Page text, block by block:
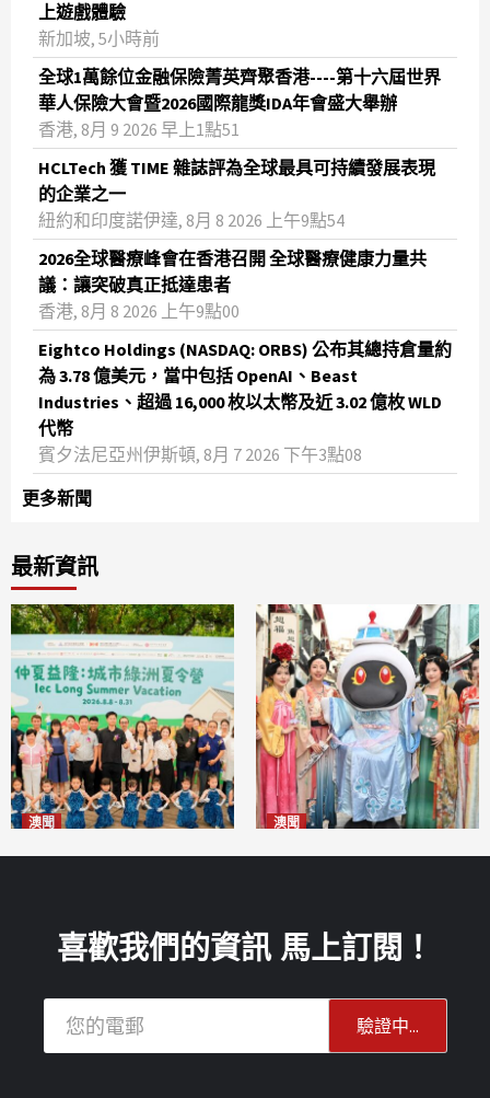
上遊戲體驗
新加坡, 5小時前
全球1萬餘位金融保險菁英齊聚香港----第十六屆世界
華人保險大會暨2026國際龍獎IDA年會盛大舉辦
香港, 8月 9 2026 早上1點51
HCLTech 獲 TIME 雜誌評為全球最具可持續發展表現
的企業之一
紐約和印度諾伊達, 8月 8 2026 上午9點54
2026全球醫療峰會在香港召開 全球醫療健康力量共
議：讓突破真正抵達患者
香港, 8月 8 2026 上午9點00
Eightco Holdings (NASDAQ: ORBS) 公布其總持倉量約
為 3.78 億美元，當中包括 OpenAI、Beast
Industries、超過 16,000 枚以太幣及近 3.02 億枚 WLD
代幣
賓夕法尼亞州伊斯頓, 8月 7 2026 下午3點08
更多新聞
最新資訊
澳聞
2026-08-09
澳聞
喜歡我們的資訊 馬上訂閱！